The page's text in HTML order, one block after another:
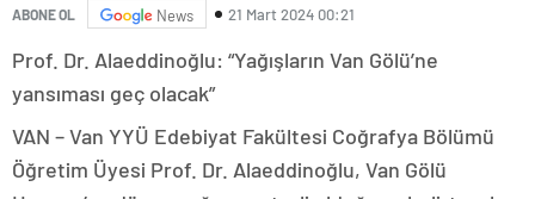
ABONE OL News 21 Mart 2024 00:21
Prof. Dr. Alaeddinoğlu: “Yağışların Van Gölü’ne
yansıması geç olacak”
VAN – Van YYÜ Edebiyat Fakültesi Coğrafya Bölümü
Öğretim Üyesi Prof. Dr. Alaeddinoğlu, Van Gölü